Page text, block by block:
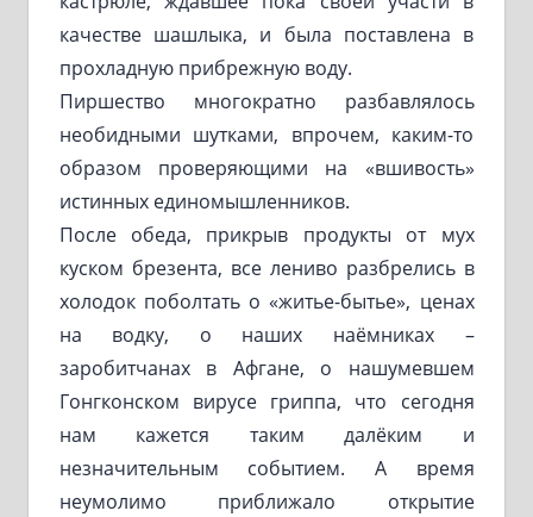
качестве шашлыка, и была поставлена в
прохладную прибрежную воду.
Пиршество многократно разбавлялось
необидными шутками, впрочем, каким-то
образом проверяющими на «вшивость»
истинных единомышленников.
После обеда, прикрыв продукты от мух
куском брезента, все лениво разбрелись в
холодок поболтать о «житье-бытье», ценах
на водку, о наших наёмниках –
заробитчанах в Афгане, о нашумевшем
Гонгконском вирусе гриппа, что сегодня
нам кажется таким далёким и
незначительным событием. А время
неумолимо приближало открытие